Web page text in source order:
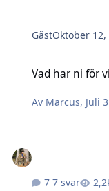
GästOktober 12,
Vad har ni för
Av Marcus, Juli
7 svar